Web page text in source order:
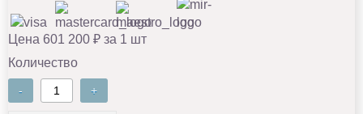
Цена 601 200 ₽ за 1 шт
Количество
- +